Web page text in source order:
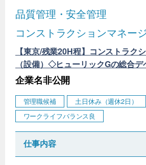
品質管理・安全管理
コンストラクションマネー
【東京/残業20H程】コンストラク
（設備）◇ヒューリックGの総合
企業名非公開
管理職候補 土日休み（週休2日）
ワークライフバランス良
仕事内容